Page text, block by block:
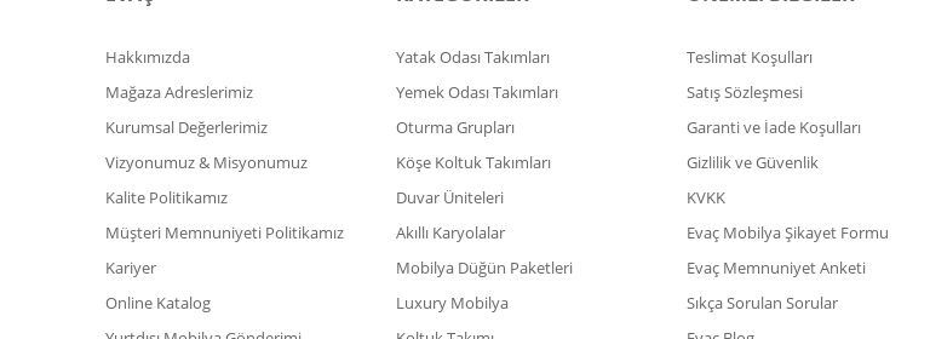
Hakkımızda
Mağaza Adreslerimiz
Kurumsal Değerlerimiz
Vizyonumuz & Misyonumuz
Kalite Politikamız
Müşteri Memnuniyeti Politikamız
Kariyer
Online Katalog
Yatak Odası Takımları
Yemek Odası Takımları
Oturma Grupları
Köşe Koltuk Takımları
Duvar Üniteleri
Akıllı Karyolalar
Mobilya Düğün Paketleri
Luxury Mobilya
Teslimat Koşulları
Satış Sözleşmesi
Garanti ve İade Koşulları
Gizlilik ve Güvenlik
KVKK
Evaç Mobilya Şikayet Formu
Evaç Memnuniyet Anketi
Sıkça Sorulan Sorular